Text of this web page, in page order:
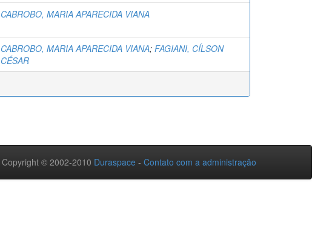
CABROBO, MARIA APARECIDA VIANA
CABROBO, MARIA APARECIDA VIANA; FAGIANI, CÍLSON
CÉSAR
Copyright © 2002-2010 Duraspace - Contato com a administração